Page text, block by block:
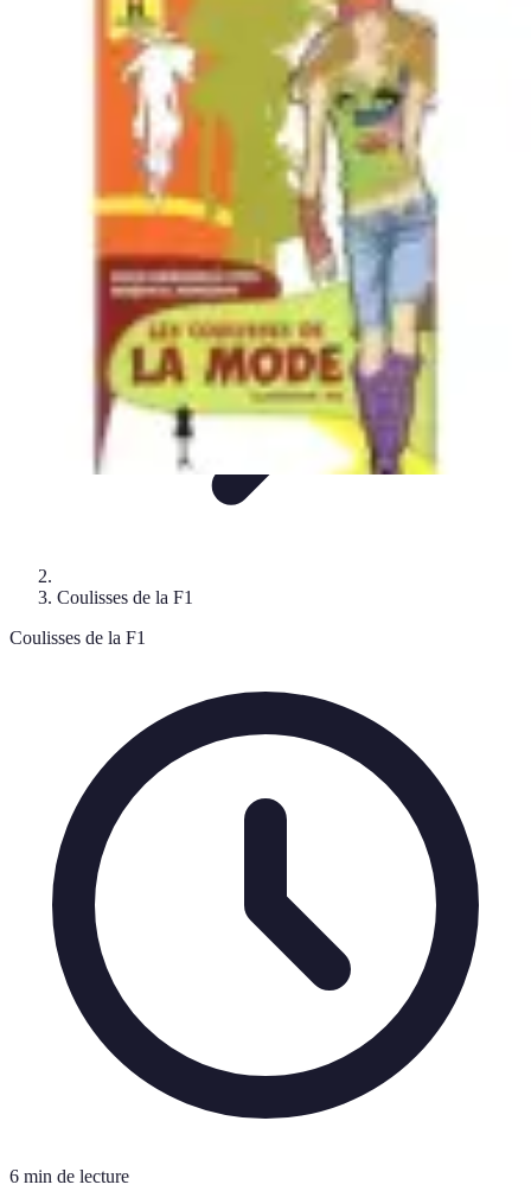
Stratégie de CourseTechnologie GuidesDivertissement Circuits
Univers F1
Coulisses de la F1
Coulisses de la F1
6 min de lecture